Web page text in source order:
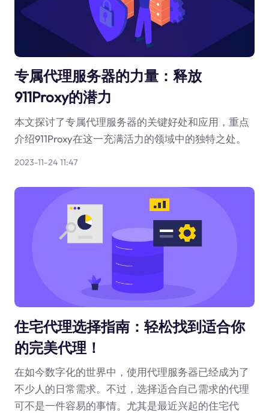
专属代理服务器的力量：释放
911Proxy的潜力
本文探讨了专属代理服务器的关键好处和应用，重点
介绍911Proxy在这一充满活力的领域中的独特之处。
2023-11-24 11:47
住宅代理选择指南：轻松找到适合你
的完美代理！
在如今数字化的世界中，使用代理服务器已经成为了
不少人的日常需求。不过，选择适合自己需求的代理
可不是一件容易的事情。尤其是最近兴起的住宅代